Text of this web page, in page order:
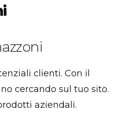
clienti. Con il
cercando sul tuo sito.
aziendali.